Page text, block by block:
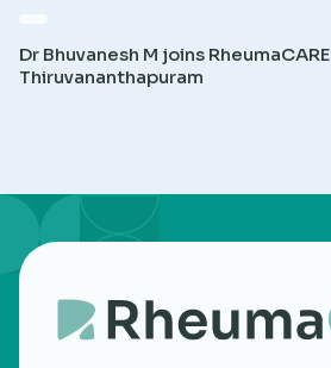
Dr Bhuvanesh M joins RheumaCARE
Thiruvananthapuram